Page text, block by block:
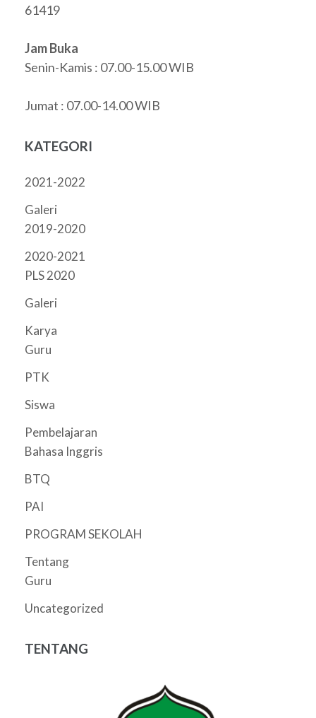
61419
Jam Buka
Senin-Kamis : 07.00-15.00 WIB
Jumat : 07.00-14.00 WIB
KATEGORI
2021-2022
Galeri
2019-2020
2020-2021
PLS 2020
Galeri
Karya
Guru
PTK
Siswa
Pembelajaran
Bahasa Inggris
BTQ
PAI
PROGRAM SEKOLAH
Tentang
Guru
Uncategorized
TENTANG